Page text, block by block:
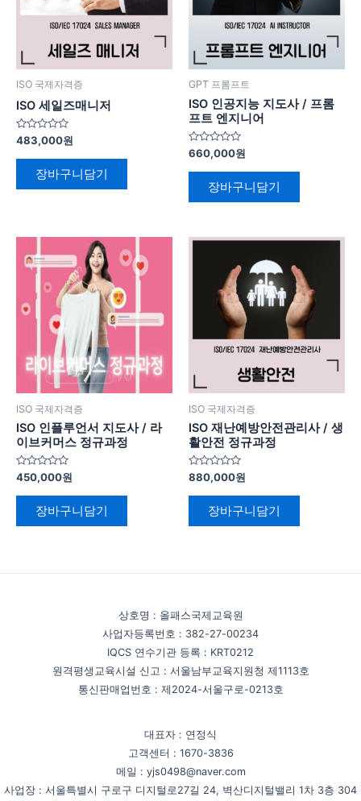
ISO 국제자격증
ISO 세일즈매니저
5
중
에
483,000원
장바구니담기
GPT 프롬프트
ISO 인공지능 지도사 / 프롬
프트 엔지니어
5
중
에
660,000원
장바구니담기
ISO 국제자격증
ISO 인플루언서 지도사 / 라
이브커머스 정규과정
5
에
450,000원
장바구니담기
ISO 국제자격증
ISO 재난예방안전관리사 / 생
활안전 정규과정
5
에
880,000원
장바구니담기
상호명 : 올패스국제교육원
사업자등록번호 : 382-27-00234
IQCS 연수기관 등록 : KRT0212
원격평생교육시설 신고 : 서울남부교육지원청 제1113호
통신판매업번호 : 제2024-서울구로-0213호
대표자 : 연정식
고객센터 : 1670-3836
메일 : yjs0498@naver.com
사업장 : 서울특별시 구로구 디지털로27길 24, 벽산디지털밸리 1차 3층 304